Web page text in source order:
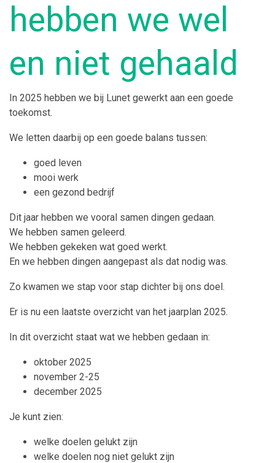
hebben we wel
en niet gehaald
In 2025 hebben we bij Lunet gewerkt aan een goede
toekomst.
We letten daarbij op een goede balans tussen:
goed leven
mooi werk
een gezond bedrijf
Dit jaar hebben we vooral samen dingen gedaan.
We hebben samen geleerd.
We hebben gekeken wat goed werkt.
En we hebben dingen aangepast als dat nodig was.
Zo kwamen we stap voor stap dichter bij ons doel.
Er is nu een laatste overzicht van het jaarplan 2025.
In dit overzicht staat wat we hebben gedaan in:
oktober 2025
november 2-25
december 2025
Je kunt zien:
welke doelen gelukt zijn
welke doelen nog niet gelukt zijn